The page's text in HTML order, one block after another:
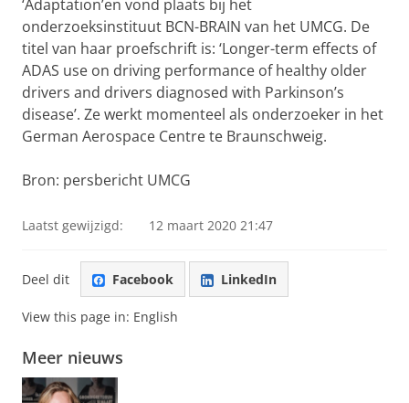
‘Adaptation’en vond plaats bij het
onderzoeksinstituut BCN-BRAIN van het UMCG. De
titel van haar proefschrift is: ‘Longer-term effects of
ADAS use on driving performance of healthy older
drivers and drivers diagnosed with Parkinson’s
disease’. Ze werkt momenteel als onderzoeker in het
German Aerospace Centre te Braunschweig.
Bron: persbericht UMCG
Laatst gewijzigd: 12 maart 2020 21:47
Deel dit Facebook LinkedIn
View this page in: English
Meer nieuws